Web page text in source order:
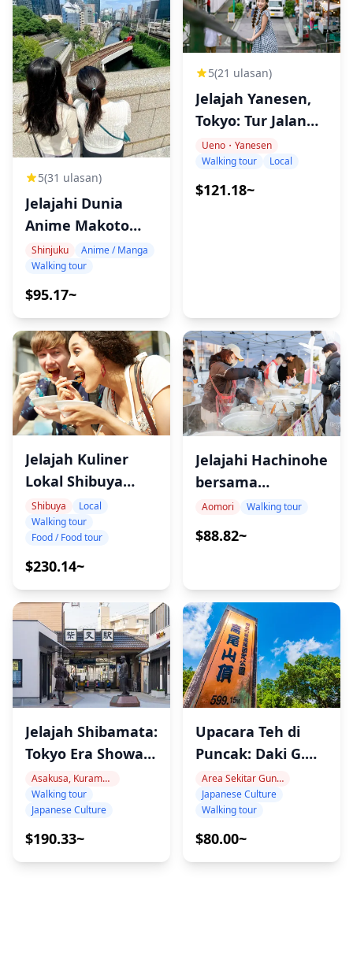
5(31 ulasan)
Jelajahi Dunia
Anime Makoto
Shinkai di Tokyo!
Shinjuku
Anime / Manga
Walking tour
$95.17~
5(21 ulasan)
Jelajah Yanesen,
Tokyo: Tur Jalan
Kaki Privat
Ueno・Yanesen
Walking tour
Local
$121.18~
Jelajah Kuliner
Lokal Shibuya
Tokyo
Shibuya
Local
Walking tour
Food / Food tour
$230.14~
Jelajahi Hachinohe
bersama
fotografer lokal:
Pasar pagi
Dermaga
jalan santai di tepi
pantai
Aomori Walking tour
$88.82~
Jelajah Shibamata:
Tokyo Era Showa
Nostalgia
Bersama
Pemandu Lokal
Asakusa, Kuramae, Oshiage
Walking tour
Japanese Culture
$190.33~
Upacara Teh di
Puncak: Daki G.
Takao & Sado
Gunung
Area Sekitar Gunung Takao
Japanese Culture
Walking tour
$80.00~